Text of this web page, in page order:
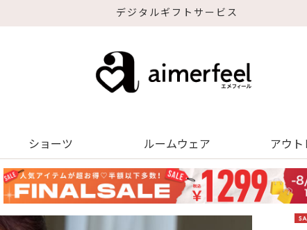
デジタルギフトサービス
ショーツ ルームウェア アウト